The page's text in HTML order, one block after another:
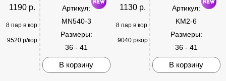
1190 р.
8 пар в кор.
9520 р/кор
Артикул:
MN540-3
Размеры:
36 - 41
В корзину
1130 р.
8 пар в кор.
9040 р/кор
Артикул:
KM2-6
Размеры:
36 - 41
В корзину